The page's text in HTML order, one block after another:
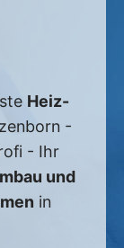
Heiz-
-
- Ihr
und
in